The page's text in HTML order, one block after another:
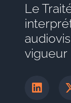
Le
vigueur